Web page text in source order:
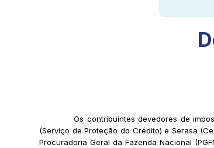
Os contribuintes devedores de
(Serviço de Proteção do Crédito) e Serasa
Procuradoria Geral da Fazenda Nacional